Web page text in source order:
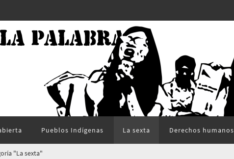
Pueblos Indí­genas La sexta Derechos humanos
"La sexta"